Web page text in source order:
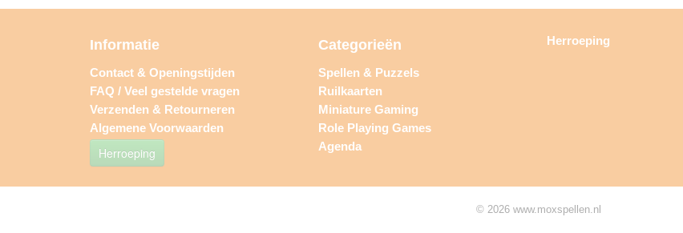
Informatie
Contact & Openingstijden
FAQ / Veel gestelde vragen
Verzenden & Retourneren
Algemene Voorwaarden
Herroeping
Categorieën
Spellen & Puzzels
Ruilkaarten
Miniature Gaming
Role Playing Games
Agenda
Herroeping
© 2026 www.moxspellen.nl